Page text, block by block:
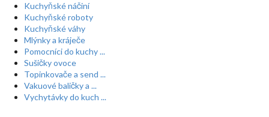
Kuchyňské náčiní
Kuchyňské roboty
Kuchyňské váhy
Mlýnky a kráječe
Pomocníci do kuchy ...
Sušičky ovoce
Topinkovače a send ...
Vakuové baličky a ...
Vychytávky do kuch ...